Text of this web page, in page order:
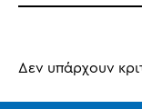
Δεν υπάρχουν